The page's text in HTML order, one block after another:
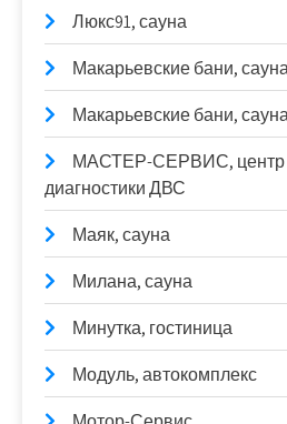
Люкс91, сауна
Макарьевские бани,
Макарьевские бани,
МАСТЕР-СЕРВИС, центр
диагностики ДВС
Маяк, сауна
Милана, сауна
Минутка, гостиница
Модуль, автокомплекс